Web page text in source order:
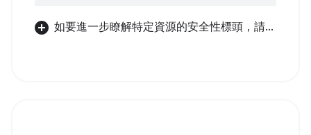
如要進一步瞭解特定資源的安全性標頭，請...